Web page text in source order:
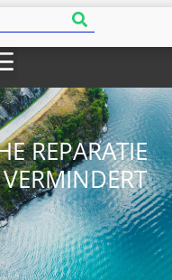
REPARATIE